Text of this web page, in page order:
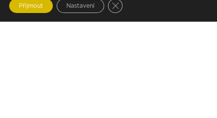
Přijmout Nastavení Zavřít cookie lištu GDPR